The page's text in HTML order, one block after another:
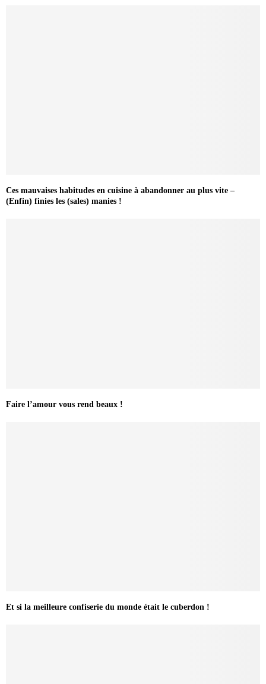
Ces mauvaises habitudes en cuisine à abandonner au plus vite –
(Enfin) finies les (sales) manies !
Faire l’amour vous rend beaux !
Et si la meilleure confiserie du monde était le cuberdon !